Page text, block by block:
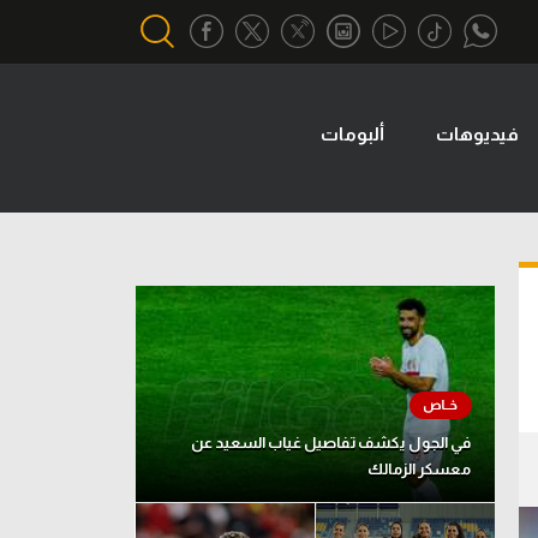
تحقيق في الجول
تقرير في الجول
تحليل في الجول
حكايات في الجول
كويز في الجول
فيديو في الجول
فيديوهات ألبومات
في الجول يكشف تفاصيل غياب السعيد عن
معسكر الزمالك